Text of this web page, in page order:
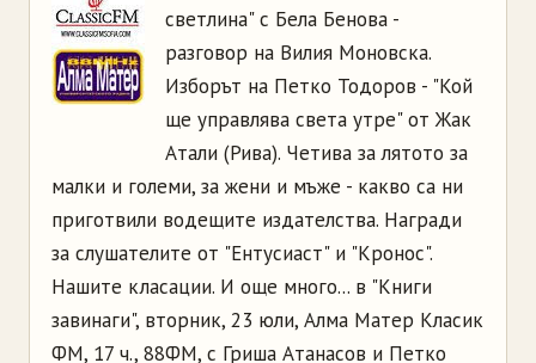
светлина" с Бела Бенова -
разговор на Вилия Моновска.
Изборът на Петко Тодоров - "Кой
ще управлява света утре" от Жак
Атали (Рива). Четива за лятото за
малки и големи, за жени и мъже - какво са ни
приготвили водещите издателства. Награди
за слушателите от "Ентусиаст" и "Кронос".
Нашите класации. И още много... в "Книги
завинаги", вторник, 23 юли, Алма Матер Класик
ФМ, 17 ч., 88ФМ, с Гриша Атанасов и Петко